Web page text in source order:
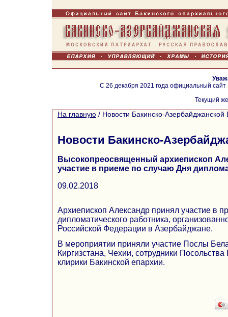
С 26 декабря 2021 года официальный
Текущий
На главную / Новости Бакинско-Азербайджанской
Новости Бакинско-
Высокопреосвященный архиепископ
участие в приеме по случаю Дня
09.02.2018
Архиепископ Александр принял участие в
дипломатического работника,
Российской Федерации в Азербайджане.
В мероприятии приняли участие Послы
Киргизстана, Чехии, сотрудники
клирики Бакинской епархии.